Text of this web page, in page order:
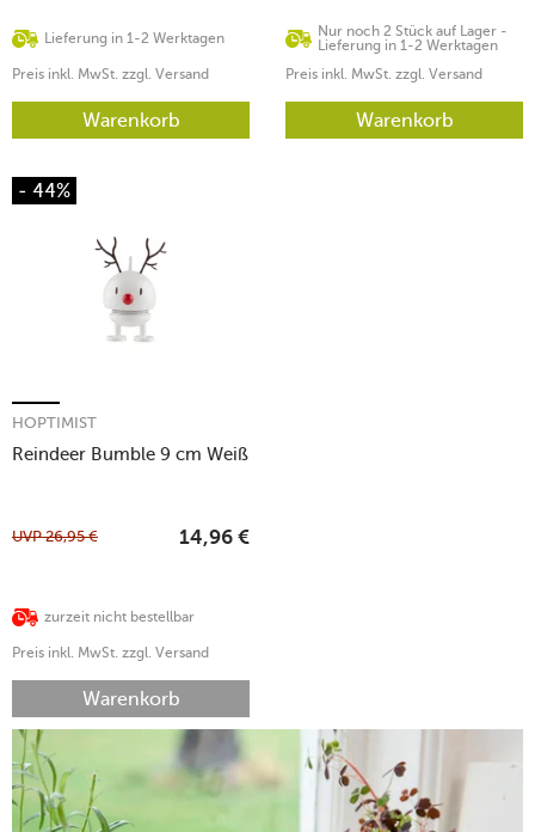
Lieferung in 1-2 Werktagen
Preis inkl. MwSt. zzgl. Versand
Warenkorb
Nur noch 2 Stück auf Lager -
Lieferung in 1-2 Werktagen
Preis inkl. MwSt. zzgl. Versand
Warenkorb
- 44%
Reindeer Bumble 9 cm Weiß
HOPTIMIST
zurzeit nicht bestellbar
UVP26,95 € 14,96 €
Preis inkl. MwSt. zzgl. Versand
Warenkorb